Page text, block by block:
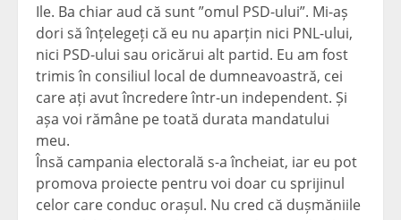
Ile. Ba chiar aud că sunt ”omul PSD-ului”. Mi-aș
dori să înțelegeți că eu nu aparțin nici PNL-ului,
nici PSD-ului sau oricărui alt partid. Eu am fost
trimis în consiliul local de dumneavoastră, cei
care ați avut încredere într-un independent. Și
așa voi rămâne pe toată durata mandatului
meu.
Însă campania electorală s-a încheiat, iar eu pot
promova proiecte pentru voi doar cu sprijinul
celor care conduc orașul. Nu cred că dușmăniile